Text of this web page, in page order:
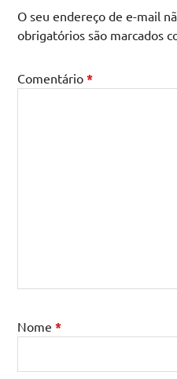
O seu endereço de e-mail
obrigatórios são marcados
Comentário*
Nome*